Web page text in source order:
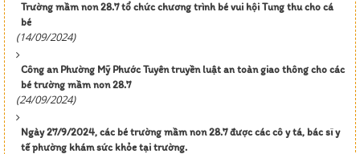
Trường mầm non 28.7 tổ chức chương trình bé vui hội Tung thu cho cá
bé
(14/09/2024)
Công an Phường Mỹ Phước Tuyên truyền luật an toàn giao thông cho các
bé trường mầm non 28.7
(24/09/2024)
Ngày 27/9/2024, các bé trường mầm non 28.7 được các cô y tá, bác sĩ y
tế phường khám sức khỏe tại trường.